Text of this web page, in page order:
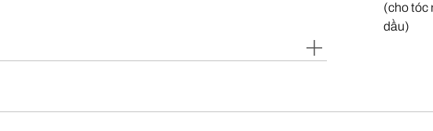
(cho tóc
dầu)